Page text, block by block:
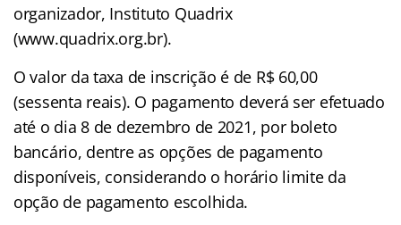
organizador, Instituto Quadrix
(www.quadrix.org.br).
O valor da taxa de inscrição é de R$ 60,00
(sessenta reais). O pagamento deverá ser efetuado
até o dia 8 de dezembro de 2021, por boleto
bancário, dentre as opções de pagamento
disponíveis, considerando o horário limite da
opção de pagamento escolhida.